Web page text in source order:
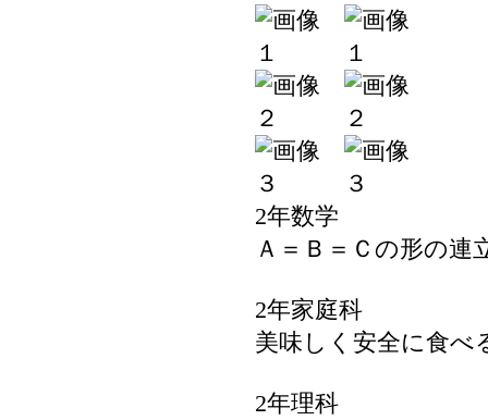
2年数学
Ａ＝Ｂ＝Ｃの形の連
2年家庭科
美味しく安全に食べ
2年理科